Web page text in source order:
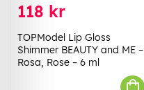
118 kr
TOPModel Lip Gloss
Shimmer BEAUTY and ME –
Rosa, Rose – 6 ml